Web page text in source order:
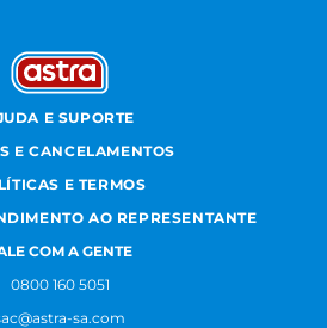
E SUPORTE
E CANCELAMENTOS
E TERMOS
AO REPRESENTANTE
COM A GENTE
0800 160 5051
sa.com